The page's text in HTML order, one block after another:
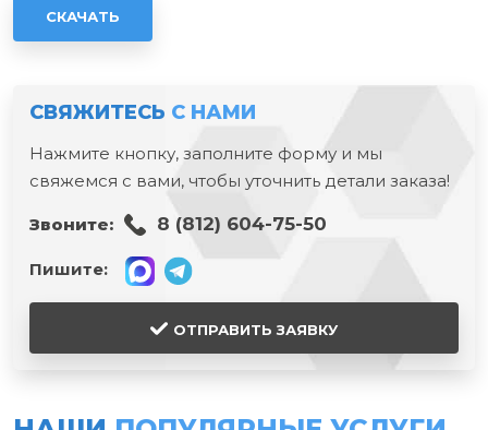
СКАЧАТЬ
СВЯЖИТЕСЬ С НАМИ
Нажмите кнопку, заполните форму и мы
свяжемся с вами, чтобы уточнить детали заказа!
Звоните: 8 (812) 604-75-50
Пишите:
ОТПРАВИТЬ ЗАЯВКУ